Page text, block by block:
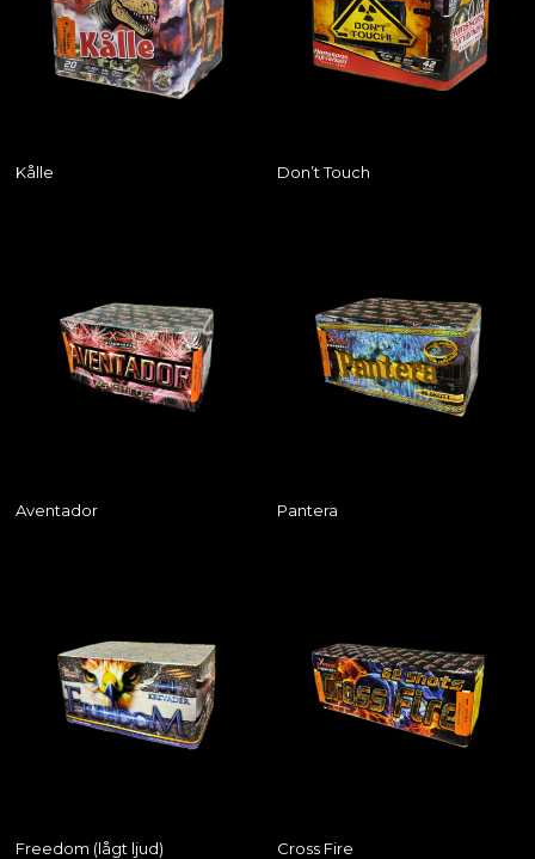
Kålle Don’t Touch
Aventador Pantera
Freedom (lågt ljud) Cross Fire